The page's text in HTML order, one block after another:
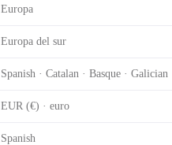
Europa
Europa del sur
Spanish · Catalan · Basque · Galician
EUR (€) · euro
Spanish